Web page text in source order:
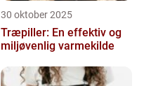
30 oktober 2025
Træpiller: En effektiv og
miljøvenlig varmekilde